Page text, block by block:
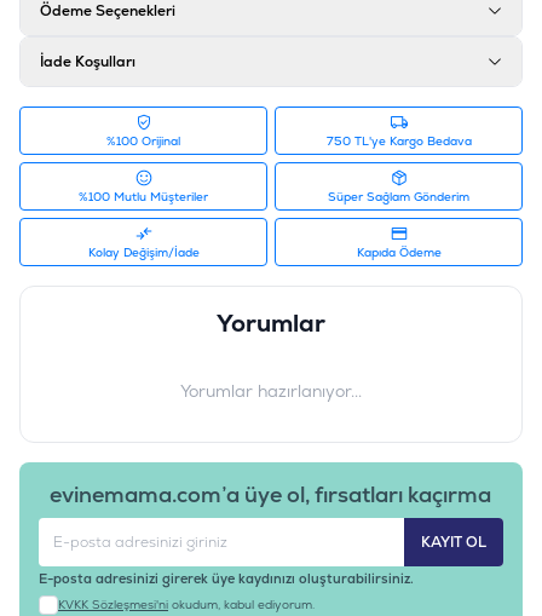
Ödeme Seçenekleri
İade Koşulları
%100 Orijinal 750 TL'ye Kargo Bedava
%100 Mutlu Müşteriler Süper Sağlam Gönderim
Kolay Değişim/İade Kapıda Ödeme
Yorumlar
Yorumlar hazırlanıyor...
evinemama.com’a üye ol, fırsatları kaçırma
KAYIT OL
E-posta adresinizi girerek üye kaydınızı oluşturabilirsiniz.
KVKK Sözleşmesi'ni okudum, kabul ediyorum.